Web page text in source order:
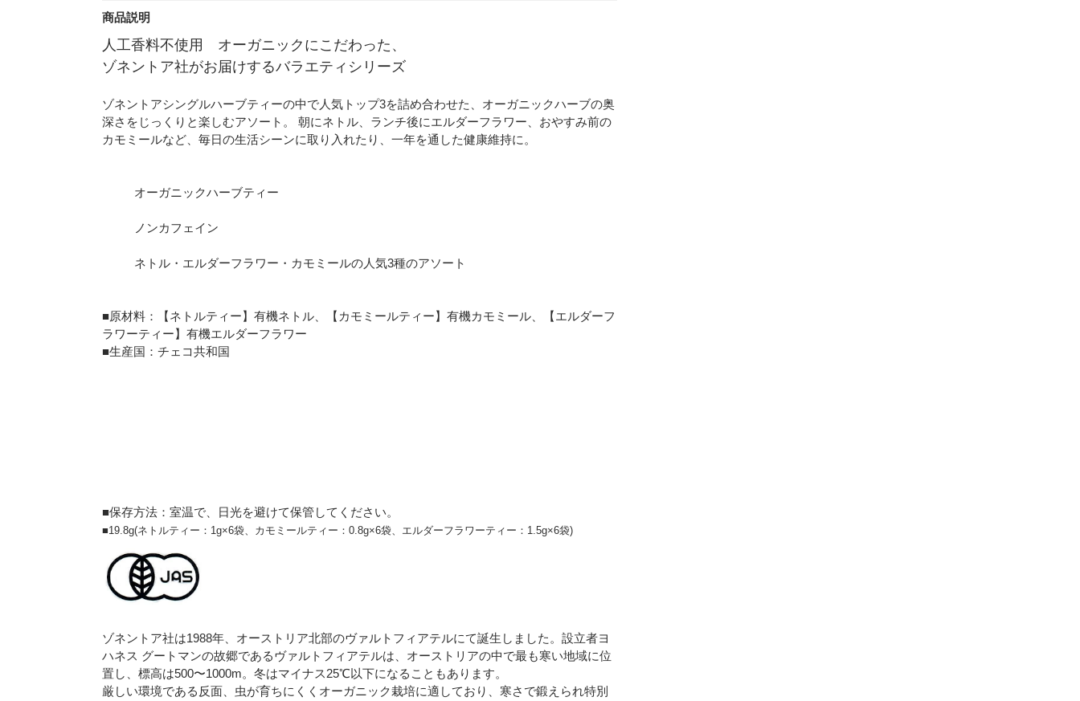
商品説明
人工香料不使用 オーガニックにこだわった、
ゾネントア社がお届けするバラエティシリーズ
ゾネントアシングルハーブティーの中で人気トップ3を詰め合わせた、オーガニックハーブの奥
深さをじっくりと楽しむアソート。 朝にネトル、ランチ後にエルダーフラワー、おやすみ前の
カモミールなど、毎日の生活シーンに取り入れたり、一年を通した健康維持に。
オーガニックハーブティー
ノンカフェイン
ネトル・エルダーフラワー・カモミールの人気3種のアソート
■原材料：【ネトルティー】有機ネトル、【カモミールティー】有機カモミール、【エルダーフ
ラワーティー】有機エルダーフラワー
■生産国 ：チェコ共和国
■保存方法：室温で、日光を避けて保管してください。
■19.8g(ネトルティー：1g×6袋、カモミールティー：0.8g×6袋、エルダーフラワーティー：1.5g×6袋)
ゾネントア社は1988年、オーストリア北部のヴァルトフィアテルにて誕生しました。設立者ヨ
ハネス グートマンの故郷であるヴァルトフィアテルは、オーストリアの中で最も寒い地域に位
置し、標高は500〜1000m。冬はマイナス25℃以下になることもあります。
厳しい環境である反面、虫が育ちにくくオーガニック栽培に適しており、寒さで鍛えられ特別